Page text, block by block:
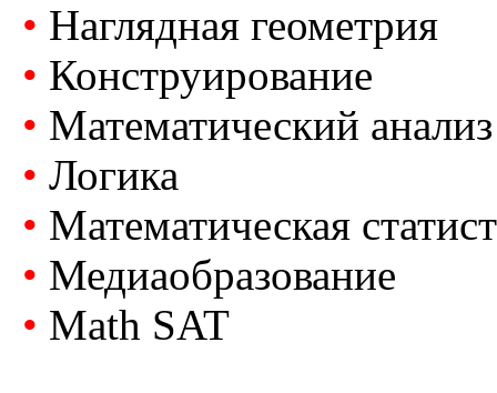
• Наглядная геометрия
• Конструирование
• Математический анализ
• Логика
• Математическая
• Медиаобразование
• Math SAT